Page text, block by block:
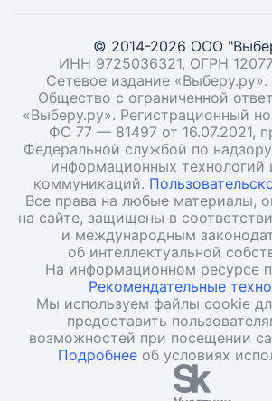
© 2014-2026 ООО
ИНН 9725036321, ОГРН
Сетевое издание «Выберу.ру».
Общество с ограниченной
«Выберу.ру». Регистрационный
ФС 77 — 81497 от 16.07.2021,
Федеральной службой по
информационных технологий
коммуникаций.
Все права на любые материалы,
на сайте, защищены в
и международным
об интеллектуальной
На информационном ресурсе
Рекомендательные
Мы используем файлы cookie
предоставить
возможностей при посещении
Подробнее об условиях